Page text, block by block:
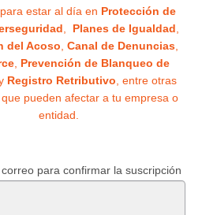
estar al día en Protección de
, Planes de Igualdad,
del Acoso, Canal de Denuncias,
, Prevención de Blanqueo de
Registro Retributivo, entre otras
pueden afectar a tu empresa o
entidad.
para confirmar la suscripción